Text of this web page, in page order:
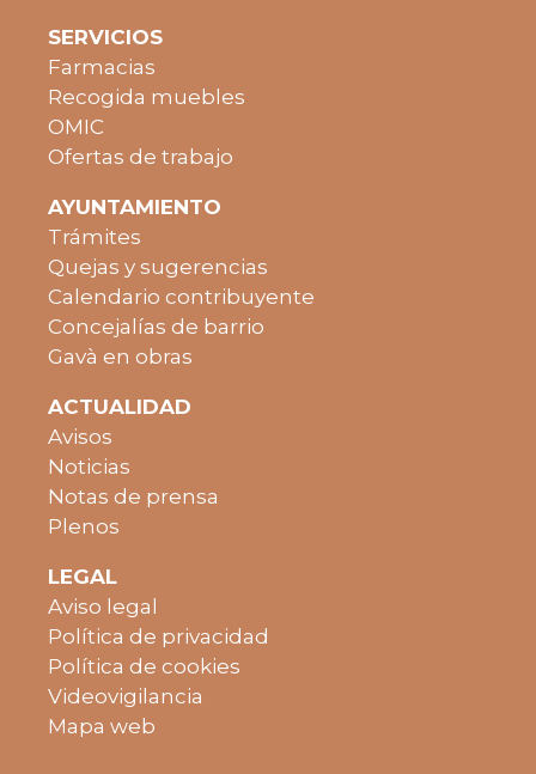
SERVICIOS
Farmacias
Recogida muebles
OMIC
Ofertas de trabajo
AYUNTAMIENTO
Trámites
Quejas y sugerencias
Calendario contribuyente
Concejalías de barrio
Gavà en obras
ACTUALIDAD
Avisos
Noticias
Notas de prensa
Plenos
LEGAL
Aviso legal
Política de privacidad
Política de cookies
Videovigilancia
Mapa web